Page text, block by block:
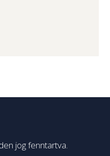
jog fenntartva.